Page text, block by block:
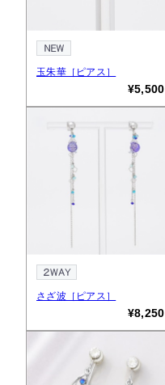
玉朱華［ピアス］
¥5,500
さざ波［ピアス］
¥8,250